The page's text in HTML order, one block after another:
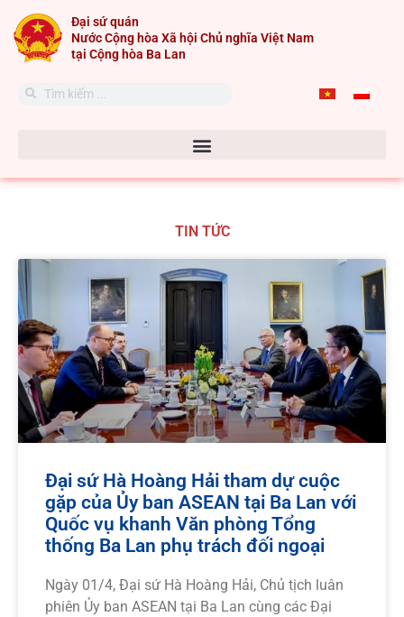
content
Đại sứ quán
Nước Cộng hòa Xã hội Chủ nghĩa Việt Nam
tại Cộng hòa Ba Lan
Search
Search
TIN TỨC
Đại sứ Hà Hoàng Hải tham dự cuộc
gặp của Ủy ban ASEAN tại Ba Lan với
Quốc vụ khanh Văn phòng Tổng
thống Ba Lan phụ trách đối ngoại
Ngày 01/4, Đại sứ Hà Hoàng Hải, Chủ tịch luân
phiên Ủy ban ASEAN tại Ba Lan cùng các Đại
PagePagePagePage